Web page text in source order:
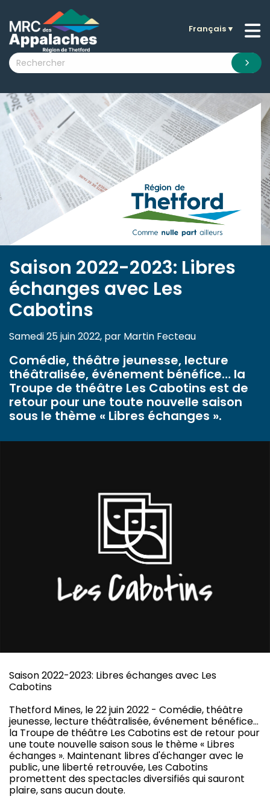
submenu (La MRC )
submenu (Citoyens )
submenu (Visiteurs )
submenu (Nouvelles )
submenu (Documentation )
Français▼
Saison 2022-2023: Libres
échanges avec Les
Cabotins
Samedi 25 juin 2022, par Martin Fecteau
Comédie, théâtre jeunesse, lecture
théâtralisée, événement bénéfice… la
Troupe de théâtre Les Cabotins est de
retour pour une toute nouvelle saison
sous le thème « Libres échanges ».
Saison 2022-2023: Libres échanges avec Les
Cabotins
Thetford Mines, le 22 juin 2022 - Comédie, théâtre
jeunesse, lecture théâtralisée, événement bénéfice…
la Troupe de théâtre Les Cabotins est de retour pour
une toute nouvelle saison sous le thème « Libres
échanges ». Maintenant libres d'échanger avec le
public, une liberté retrouvée, Les Cabotins
promettent des spectacles diversifiés qui sauront
plaire, sans aucun doute.